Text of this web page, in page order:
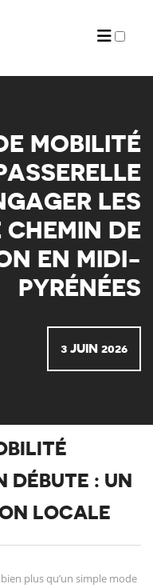
MOBILITÉ
LES
CHEMIN DE
EN MIDI-
PYRÉNÉES
3 JUIN 2026
DÉBUTE : UN
LOCALE
plus qu’un simple mode